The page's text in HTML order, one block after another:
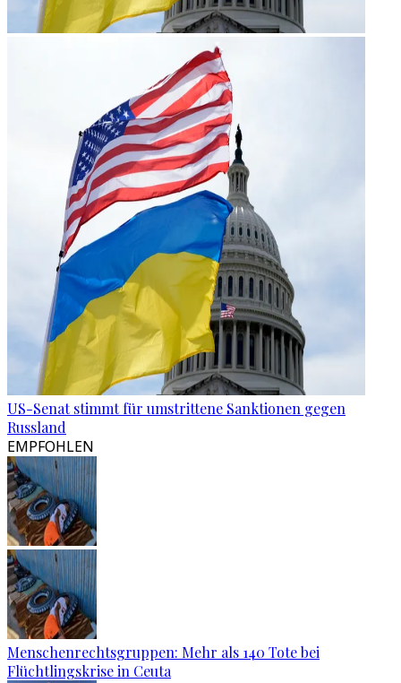
US-Senat stimmt für umstrittene Sanktionen gegen
Russland
EMPFOHLEN
Menschenrechtsgruppen: Mehr als 140 Tote bei
Flüchtlingskrise in Ceuta